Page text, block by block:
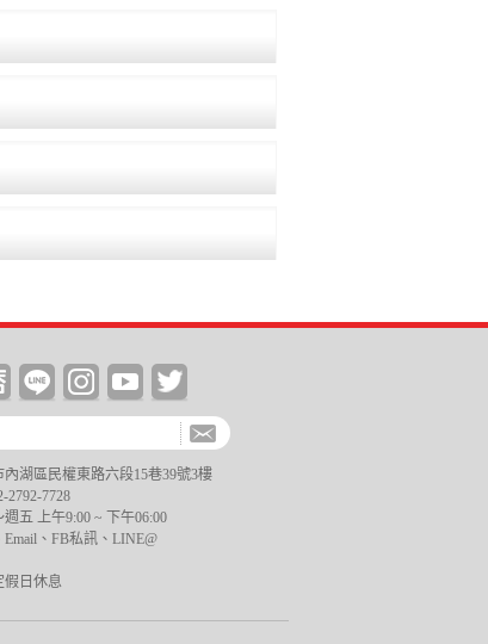
區民權東路六段15巷39號3樓
7728
五 上午9:00 ~ 下午06:00
、FB私訊、LINE@
假日休息